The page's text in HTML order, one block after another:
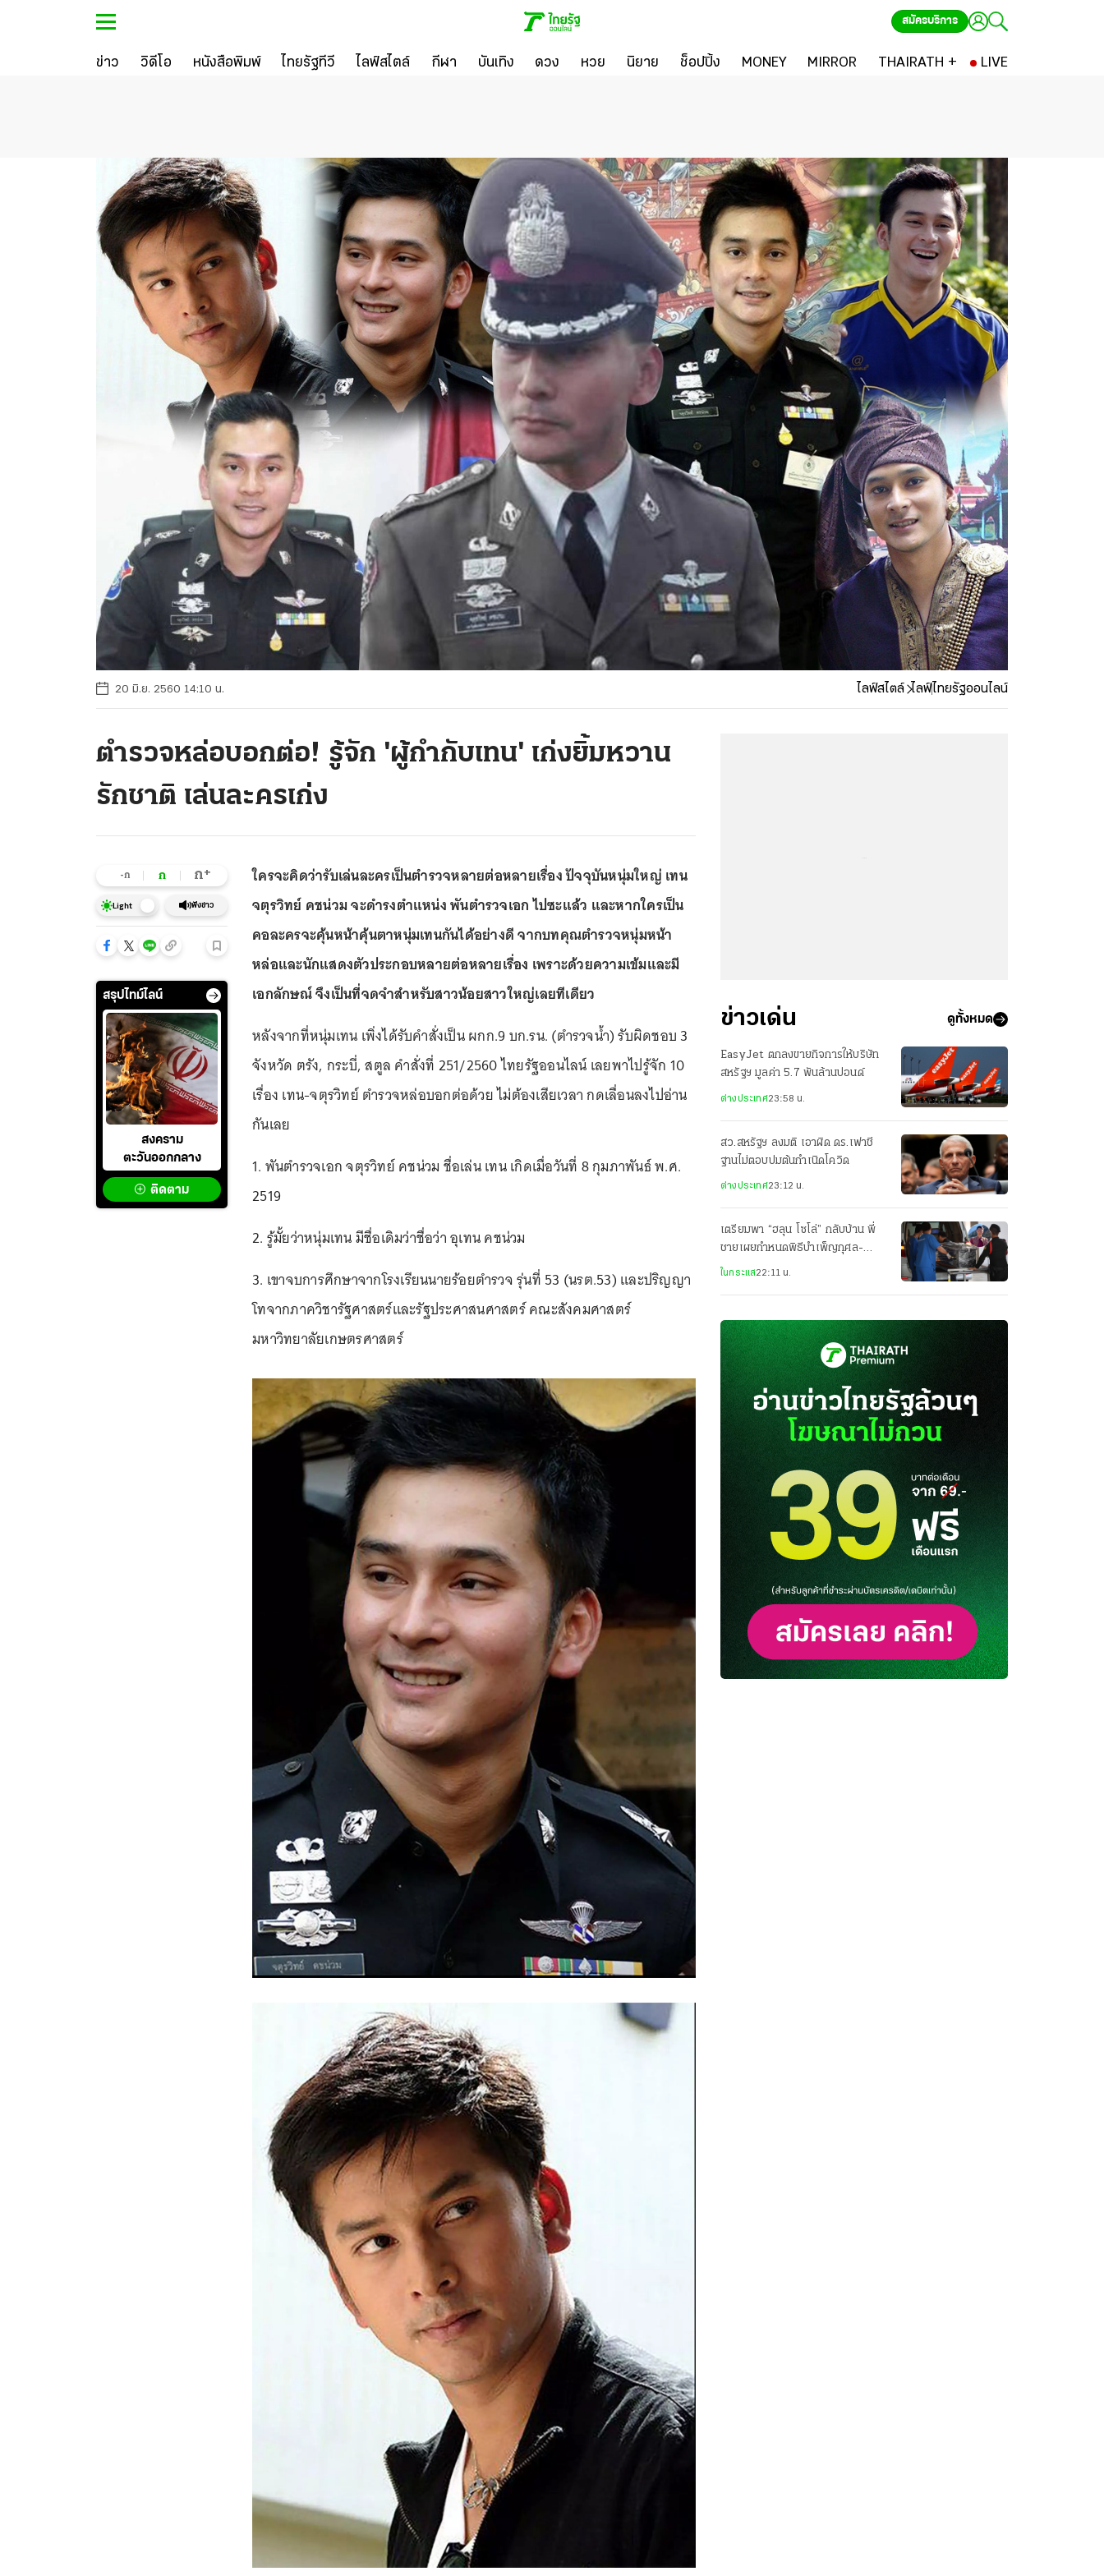
สมัครบริการ
ข่าว วิดีโอ หนังสือพิมพ์ ไทยรัฐทีวี ไลฟ์สไตล์ กีฬา บันเทิง ดวง หวย นิยาย ช็อปปิ้ง MONEY MIRROR THAIRATH + LIVE
20 มิ.ย. 2560 14:10 น. ไลฟ์สไตล์ ไลฟ์ไทยรัฐออนไลน์
ตำรวจหล่อบอกต่อ! รู้จัก 'ผู้กำกับเทน' เก่งยิ้มหวาน
รักชาติ เล่นละครเก่ง
-ก ก ก+
Light ฟังข่าว
สรุปไทม์ไลน์
สงคราม
ตะวันออกกลาง
ติดตาม
ใครจะคิดว่ารับเล่นละครเป็นตำรวจหลายต่อหลายเรื่อง ปัจจุบันหนุ่มใหญ่ เทน
จตุรวิทย์ คชน่วม จะดำรงตำแหน่ง พันตำรวจเอก ไปซะแล้ว และหากใครเป็น
คอละครจะคุ้นหน้าคุ้นตาหนุ่มเทนกันได้อย่างดี จากบทคุณตำรวจหนุ่มหน้า
หล่อและนักแสดงตัวประกอบหลายต่อหลายเรื่อง เพราะด้วยความเข้มและมี
เอกลักษณ์ จึงเป็นที่จดจำสำหรับสาวน้อยสาวใหญ่เลยทีเดียว
หลังจากที่หนุ่มเทน เพิ่งได้รับคำสั่งเป็น ผกก.9 บก.รน. (ตำรวจน้ำ) รับผิดชอบ 3
จังหวัด ตรัง, กระบี่, สตูล คำสั่งที่ 251/2560 ไทยรัฐออนไลน์ เลยพาไปรู้จัก 10
เรื่อง เทน-จตุรวิทย์ ตำรวจหล่อบอกต่อด้วย ไม่ต้องเสียเวลา กดเลื่อนลงไปอ่าน
กันเลย
1. พันตำรวจเอก จตุรวิทย์ คชน่วม ชื่อเล่น เทน เกิดเมื่อวันที่ 8 กุมภาพันธ์ พ.ศ.
2519
2. รู้มั้ยว่าหนุ่มเทน มีชื่อเดิมว่าชื่อว่า อุเทน คชน่วม
3. เขาจบการศึกษาจากโรงเรียนนายร้อยตำรวจ รุ่นที่ 53 (นรต.53) และปริญญา
โทจากภาควิชารัฐศาสตร์และรัฐประศาสนศาสตร์ คณะสังคมศาสตร์
มหาวิทยาลัยเกษตรศาสตร์
ข่าวเด่น ดูทั้งหมด
EasyJet ตกลงขายกิจการให้บริษัท
สหรัฐฯ มูลค่า 5.7 พันล้านปอนด์
ต่างประเทศ23:58 น.
สว.สหรัฐฯ ลงมติ เอาผิด ดร.เฟาชี
ฐานไม่ตอบปมต้นกำเนิดโควิด
ต่างประเทศ23:12 น.
เตรียมพา “ฮลุน โซโล่” กลับบ้าน พี่
ชายเผยกำหนดพิธีบำเพ็ญกุศล-
ฌาปนกิจศพ
ในกระแส22:11 น.